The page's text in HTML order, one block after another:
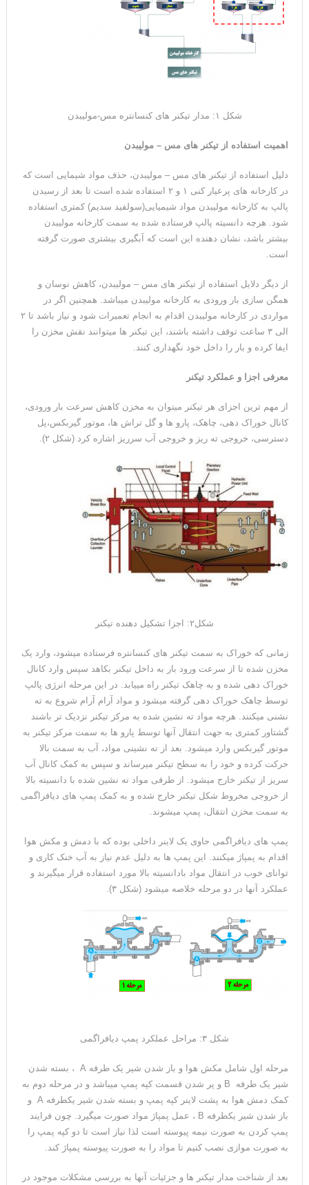
شکل ۱: مدار تیکنر های کنسانتره مس-مولیبدن
اهمیت استفاده از تیکنر های مس –مولیبدن
دلیل استفاده از تیکنر های مس – مولیبدن، حذف مواد شیمایی است که
در کارخانه های پرعیار کنی ۱ و ۲ استفاده شده است تا بعد از رسیدن
پالپ به کارخانه مولیبدن مواد شیمیایی(سولفید سدیم) کمتری استفاده
شود. هرچه دانسیته پالپ فرستاده شده به سمت کارخانه مولیبدن
بیشتر باشد، نشان دهنده این است که آبگیری بیشتری صورت گرفته
است.
از دیگر دلایل استفاده از تیکنر های مس – مولیبدن، کاهش نوسان و
همگن سازی بار ورودی به کارخانه مولیبدن میباشد. همچنین اگر در
مواردی در کارخانه مولیبدن اقدام به انجام تعمیرات شود و نیاز باشد تا ۲
الی ۳ ساعت توقف داشته باشند، این تیکنر ها میتوانند نقش مخزن را
ایفا کرده و بار را داخل خود نگهداری کنند.
معرفی اجزا و عملکرد تیکنر
از مهم ترین اجزای هر تیکنر میتوان به مخزن کاهش سرعت بار ورودی،
کانال خوراک دهی، چاهک، پارو ها و گل تراش ها، موتور گیربکس،پل
دسترسی، خروجی ته ریز و خروجی آب سرریز اشاره کرد (شکل ۲).
شکل۲: اجزا تشکیل دهنده تیکنر
زمانی که خوراک به سمت تیکنر های کنسانتره فرستاده میشود، وارد یک
مخزن شده تا از سرعت ورود بار به داخل تیکنر بکاهد سپس وارد کانال
خوراک دهی شده و به چاهک تیکنر راه می­یابد. در این مرحله انرژی پالپ
توسط چاهک خوراک دهی گرفته می­شود و مواد آرام آرام شروع به ته
نشنی میکنند. هرچه مواد ته نشین شده به مرکز تیکنر نزدیک تر باشند
گشتاور کمتری به جهت انتقال آنها توسط پارو ها به سمت مرکز تیکنر به
موتور گیربکس وارد میشود. بعد از ته نشینی مواد، آب به سمت بالا
حرکت کرده و خود را به سطح تیکنر میرساند و سپس به کمک کانال آب
سریز از تیکنر خارج میشود. از طرفی مواد ته نشین شده با دانسیته بالا
از خروجی مخروط شکل تیکنر خارج شده و به کمک پمپ های دیافراگمی
به سمت مخزن انتقال، پمپ میشوند.
پمپ های دیافراگمی حاوی یک لاینر داخلی بوده که با دمش و مکش هوا
اقدام به پمپاژ میکنند. این پمپ ها به دلیل عدم نیاز به آب خنک کاری و
توانای خوب در انتقال مواد بادانسیته بالا مورد استفاده قرار میگیرند و
عملکرد آنها در دو مرحله خلاصه میشود (شکل ۳).
شکل ۳: مراحل عملکرد پمپ دیافراگمی
مرحله اول شامل مکش هوا و باز شدن شیر یک طرفه A ، بسته شدن
شیر یک طرفه B و پر شدن قسمت کپه پمپ میباشد و در مرحله دوم به
کمک دمش هوا به پشت لاینر کپه پمپ و بسته شدن شیر یکطرفه A و
باز شدن شیر یکطرفه B ، عمل پمپاژ مواد صورت میگیرد. چون فرایند
پمپ کردن به صورت نیمه پیوسته است لذا نیاز است تا دو کپه پمپ را
به صورت موازی نصب کنیم تا مواد را به صورت پیوسته پمپاژ کند.
بعد از شناخت مدار تیکنر ها و جزئیات آنها به بررسی مشکلات موجود در